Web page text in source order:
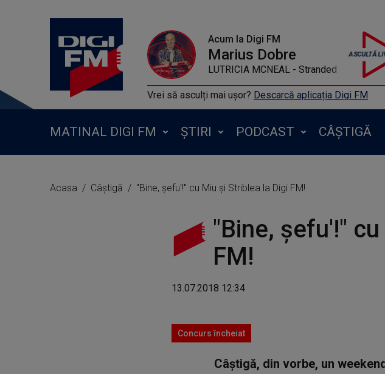
Acum la Digi FM
Marius Dobre
LUTRICIA MCNEAL - Stranded
Vrei să asculți mai ușor? Descarcă aplicația Digi FM
MATINAL DIGI FM ȘTIRI PODCAST CÂȘTIGĂ
Acasa Câștigă "Bine, șefu'!" cu Miu și Striblea la Digi FM!
"Bine, șefu'!"
FM!
13.07.2018 12:34
Concurs încheiat
Câștigă, din vorbe, un